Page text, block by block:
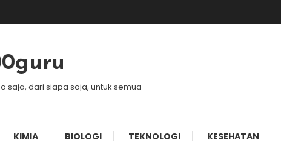
saja, dari siapa saja, untuk semua
KIMIA BIOLOGI TEKNOLOGI KESEHATAN